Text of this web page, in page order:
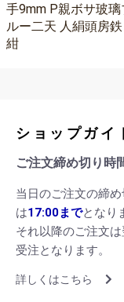
手9mm P親ボサ玻璃
ルー二天 人絹頭房鉄
紺
ショップガイ
ご注文締め切り時
当日のご注文の締
は17:00までとなり
それ以降のご注文
受注となります。
詳しくはこちら